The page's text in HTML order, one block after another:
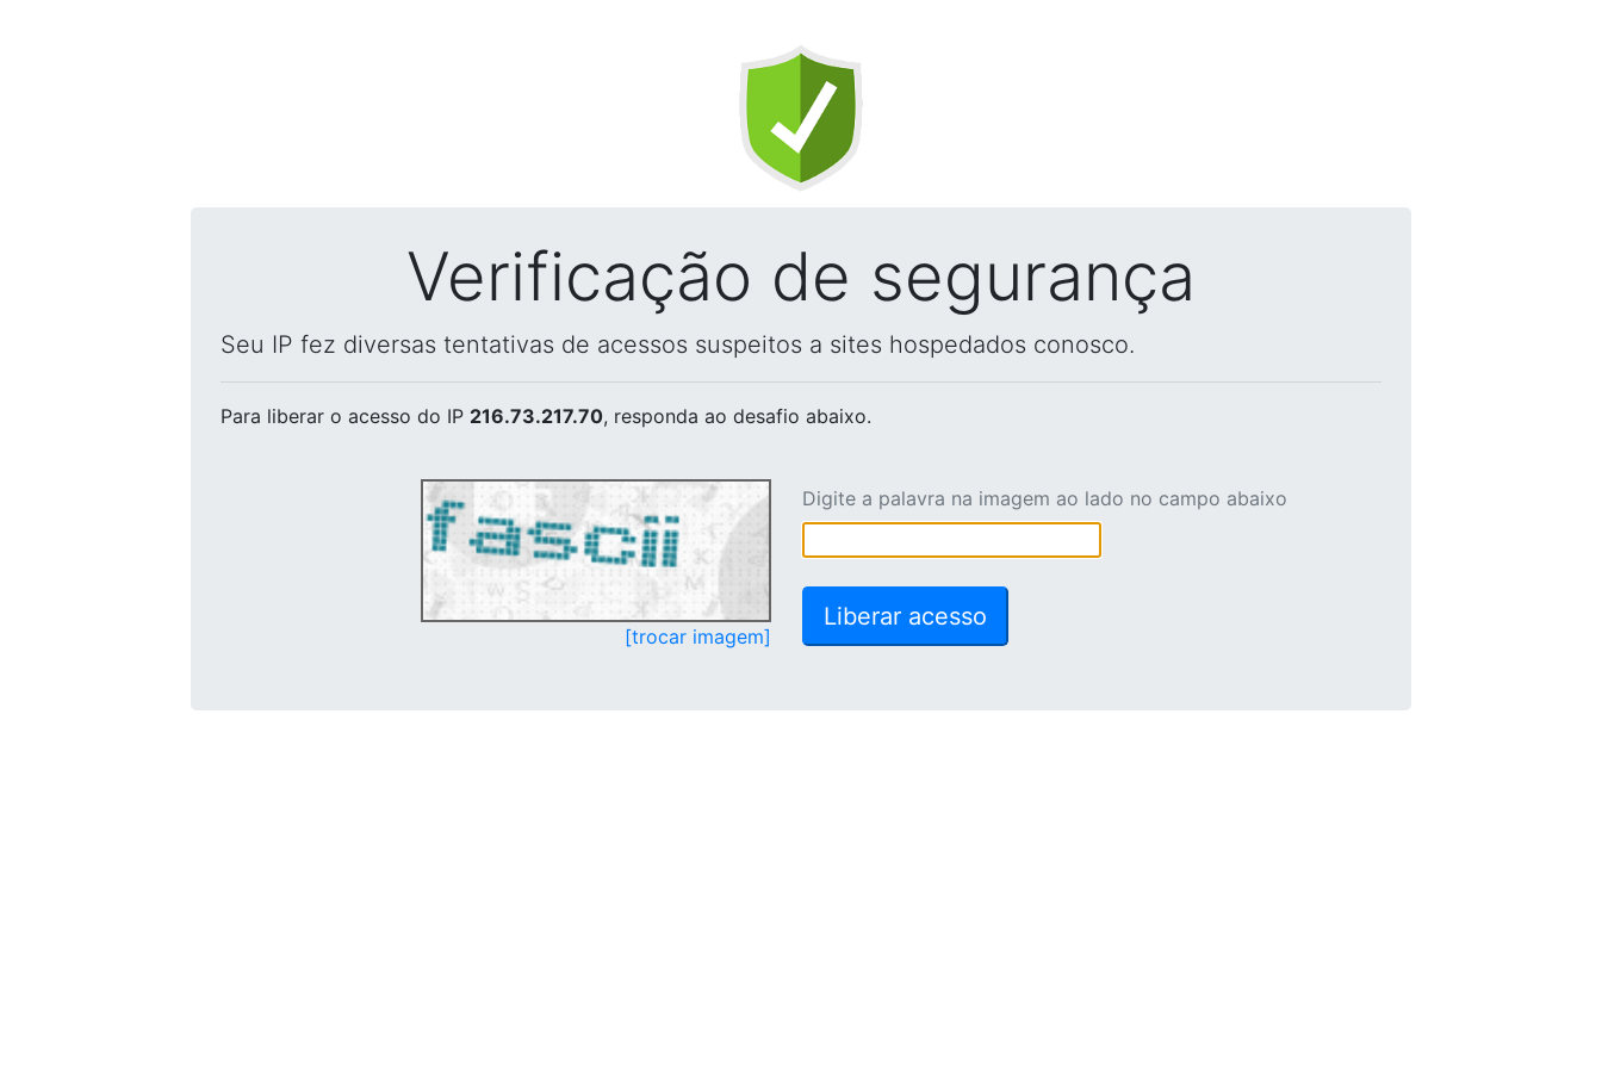
Verificação de segurança
Seu IP fez diversas tentativas de acessos suspeitos a sites hospedados conosco.
Para liberar o acesso do IP 216.73.217.70, responda ao desafio abaixo.
[trocar imagem]
Digite a palavra na imagem ao lado no campo abaixo